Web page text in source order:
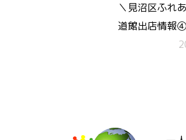
＼見沼区ふれ
道館出店情報